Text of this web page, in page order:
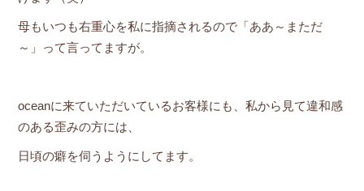
母もいつも右重心を私に指摘されるので「ああ～まただ
～」って言ってますが。
oceanに来ていただいているお客様にも、私から見て違和感
のある歪みの方には、
日頃の癖を伺うようにしてます。